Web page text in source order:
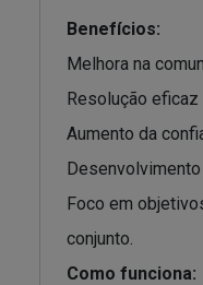
Benefícios:
Melhora na
Resolução eficaz
Aumento da
Foco em
conjunto.
Como funciona: